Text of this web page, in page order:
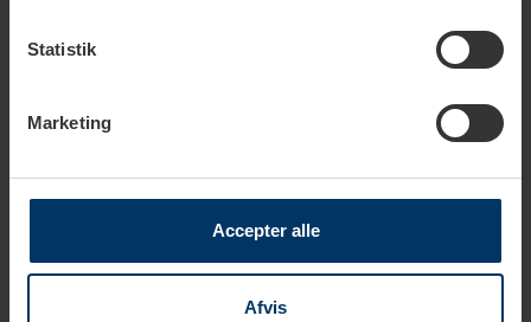
Statistik
Marketing
Accepter alle
Afvis
Materiale krop
Materiale bønnebeholder
Touchskærm
Farve front / kabinet Chrome